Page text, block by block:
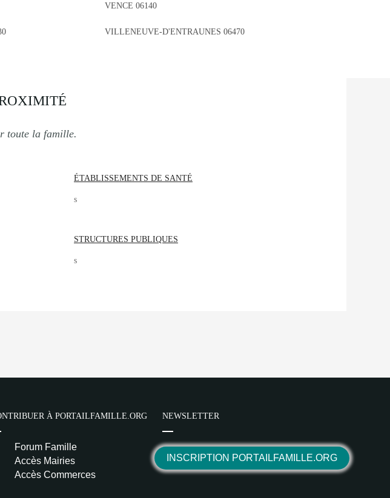
VENCE 06140
VILLENEUVE-D'ENTRAUNES 06470
toute la famille.
ÉTABLISSEMENTS DE SANTÉ
s
STRUCTURES PUBLIQUES
s
INSCRIPTION PORTAILFAMILLE.ORG
À PORTAILFAMILLE.ORG
Forum Famille
Accès Mairies
Accès Commerces
NEWSLETTER